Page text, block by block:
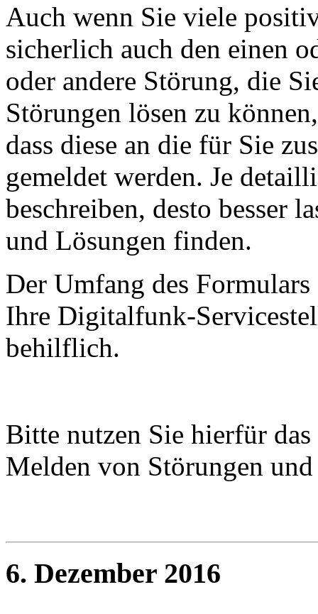
Auch wenn Sie viele
sicherlich auch den einen
oder andere Störung, die
Störungen lösen zu
dass diese an die für Sie
gemeldet werden. Je
beschreiben, desto besser
und Lösungen finden.
Der Umfang des
Ihre Digitalfunk-
behilflich.
Bitte nutzen Sie hierfür
Melden von Störungen
6. Dezember 2016